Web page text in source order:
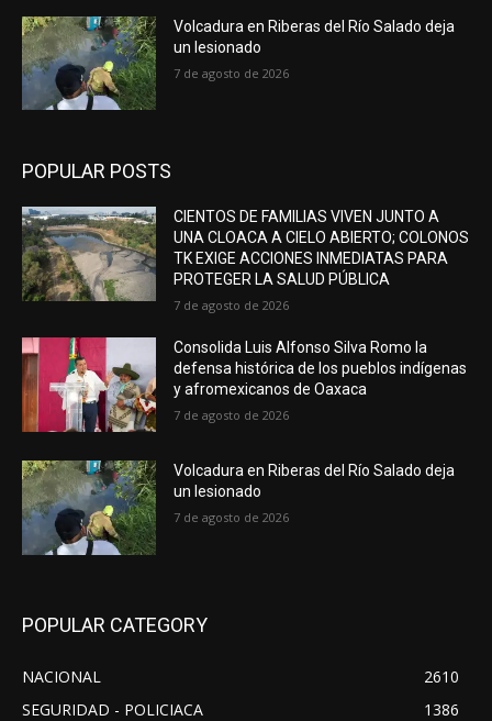
Volcadura en Riberas del Río Salado deja
un lesionado
7 de agosto de 2026
POPULAR POSTS
CIENTOS DE FAMILIAS VIVEN JUNTO A
UNA CLOACA A CIELO ABIERTO; COLONOS
TK EXIGE ACCIONES INMEDIATAS PARA
PROTEGER LA SALUD PÚBLICA
7 de agosto de 2026
Consolida Luis Alfonso Silva Romo la
defensa histórica de los pueblos indígenas
y afromexicanos de Oaxaca
7 de agosto de 2026
Volcadura en Riberas del Río Salado deja
un lesionado
7 de agosto de 2026
POPULAR CATEGORY
NACIONAL
2610
SEGURIDAD - POLICIACA
1386